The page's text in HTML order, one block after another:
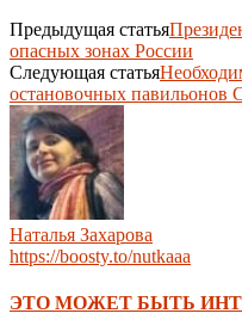
Предыдущая статья
опасных зонах России
Следующая статья
остановочных павильонов
Наталья Захарова
https://boosty.to/nutkaaa
ЭТО МОЖЕТ БЫТЬ